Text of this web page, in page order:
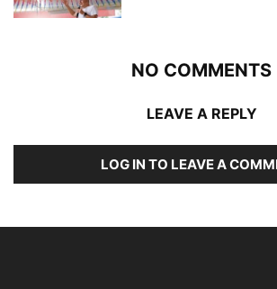
NO COMMENTS
LEAVE A REPLY
LOG IN TO LEAVE A